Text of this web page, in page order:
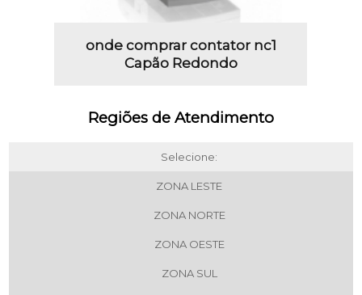
onde comprar contator nc1
Capão Redondo
Regiões de Atendimento
Selecione:
ZONA LESTE
ZONA NORTE
ZONA OESTE
ZONA SUL